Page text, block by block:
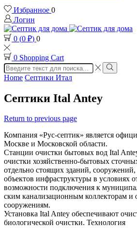
Избранное 0
Логин
0 (0 ₽) 0
0 Shopping Cart
Search
input
Search
Home Септики Итал
Септики Ital Antey
Return to previous page
Компания «Рус-септик» является
Москве и Московской области.
Станции очистки бытовых вод Ital
очистки хозяйственно-бытовых
отдельно стоящих зданий, сооружений,
объектов инфраструктуры в условиях
возможности подключения к
ским канализационным коллекторам и
сооружениям.
Установка Ital Antey обеспечивают
биологической очистки. Технология